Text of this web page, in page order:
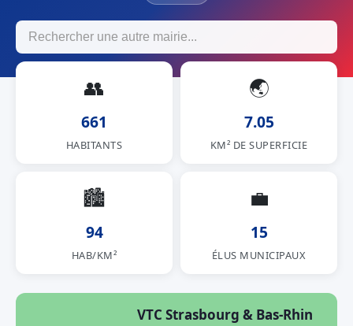
👥
661
HABITANTS
🌏
7.05
KM² DE SUPERFICIE
🏙
94
HAB/KM²
💼
15
ÉLUS MUNICIPAUX
VTC Strasbourg & Bas-Rhin